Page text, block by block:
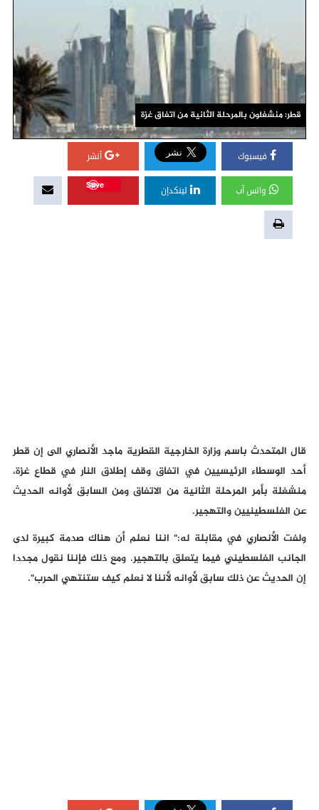
قطر: منشغلون بالمرحلة الثانية من اتفاق غزة
فيسبوك أنشر
واتس آب لينكدإن
Save
قال المتحدث باسم وزارة الخارجية القطرية ماجد الأنصاري الى إن قطر
أحد الوسطاء الرئيسيين في اتفاق وقف إطلاق النار في قطاع غزة،
منشغلة بأمر المرحلة الثانية من الاتفاق ومن السابق لأوانه الحديث
عن الفلسطينيين والتهجير.
ولفت الأنصاري في مقابلة له:" اننا نعلم أن هناك صدمة كبيرة لدى
الجانب الفلسطيني فيما يتعلق بالتهجير. ومع ذلك فإننا نقول مجددا
إن الحديث عن ذلك سابق لأوانه لأننا لا نعلم كيف ستنتهي الحرب".